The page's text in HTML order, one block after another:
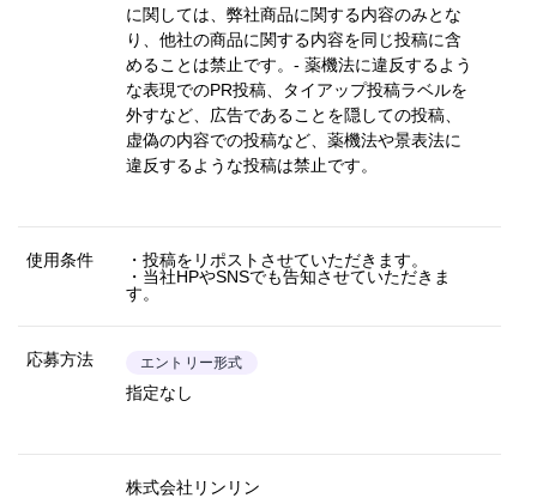
に関しては、弊社商品に関する内容のみとな
り、他社の商品に関する内容を同じ投稿に含
めることは禁止です。- 薬機法に違反するよう
な表現でのPR投稿、タイアップ投稿ラベルを
外すなど、広告であることを隠しての投稿、
虚偽の内容での投稿など、薬機法や景表法に
違反するような投稿は禁止です。
使用条件
・投稿をリポストさせていただきます。
・当社HPやSNSでも告知させていただきま
す。
応募方法 エントリー形式
指定なし
株式会社リンリン